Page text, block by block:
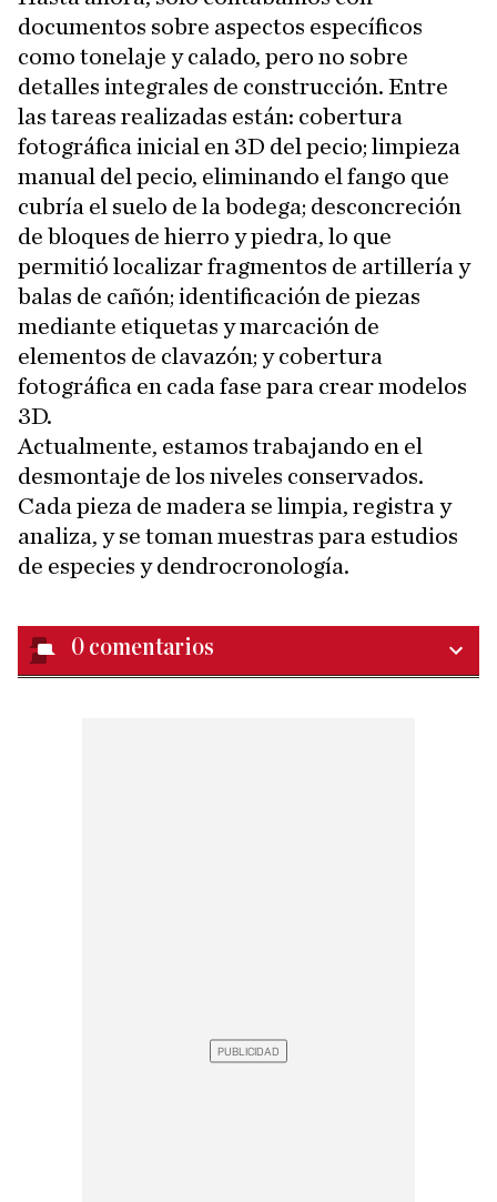
documentos sobre aspectos específicos
como tonelaje y calado, pero no sobre
detalles integrales de construcción. Entre
las tareas realizadas están: cobertura
fotográfica inicial en 3D del pecio; limpieza
manual del pecio, eliminando el fango que
cubría el suelo de la bodega; desconcreción
de bloques de hierro y piedra, lo que
permitió localizar fragmentos de artillería y
balas de cañón; identificación de piezas
mediante etiquetas y marcación de
elementos de clavazón; y cobertura
fotográfica en cada fase para crear modelos
3D.
Actualmente, estamos trabajando en el
desmontaje de los niveles conservados.
Cada pieza de madera se limpia, registra y
analiza, y se toman muestras para estudios
de especies y dendrocronología.
0 comentarios